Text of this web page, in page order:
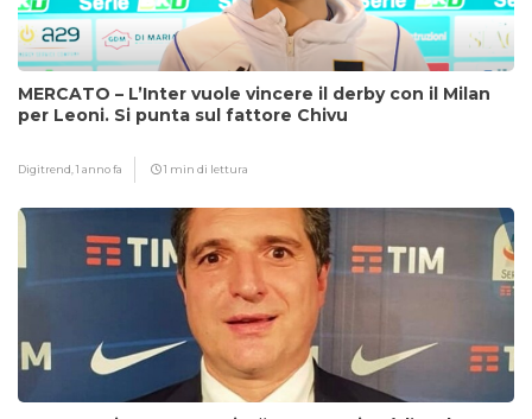
MERCATO – L’Inter vuole vincere il derby con il Milan
per Leoni. Si punta sul fattore Chivu
Digitrend,1 anno fa 1 min di lettura